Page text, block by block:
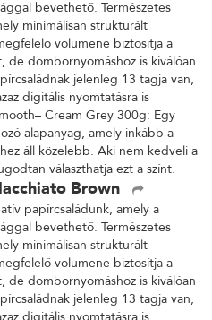
bevethető. Természetes
minimálisan strukturált
volumene biztosítja a
dombornyomáshoz is kiválóan
jelenleg 13 tagja van,
digitális nyomtatásra is
Cream Grey 300g: Egy
alapanyag, amely inkább a
áll közelebb. Aki nem kedveli a
választhatja ezt a színt.
Brown
papírcsaládunk, amely a
bevethető. Természetes
minimálisan strukturált
volumene biztosítja a
dombornyomáshoz is kiválóan
jelenleg 13 tagja van,